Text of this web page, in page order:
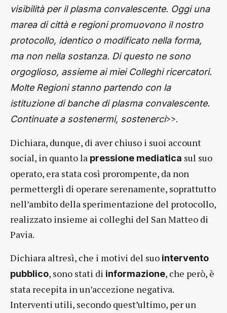
visibilità per il plasma convalescente. Oggi una
marea di città e regioni promuovono il nostro
protocollo, identico o modificato nella forma,
ma non nella sostanza. Di questo ne sono
orgoglioso, assieme ai miei Colleghi ricercatori.
Molte Regioni stanno partendo con la
istituzione di banche di plasma convalescente.
Continuate a sostenermi, sostenerci>>.
Dichiara, dunque, di aver chiuso i suoi account
social, in quanto la pressione mediatica sul suo
operato, era stata così prorompente, da non
permettergli di operare serenamente, soprattutto
nell’ambito della sperimentazione del protocollo,
realizzato insieme ai colleghi del San Matteo di
Pavia.
Dichiara altresì, che i motivi del suo intervento
pubblico, sono stati di informazione, che però, è
stata recepita in un’accezione negativa.
Interventi utili, secondo quest’ultimo, per un